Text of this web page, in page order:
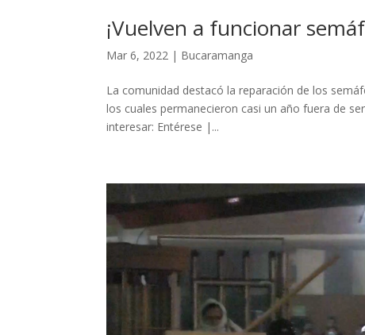
¡Vuelven a funcionar
Mar 6, 2022 | Bucaramanga
La comunidad destacó la reparación de los
los cuales permanecieron casi un año fuera de
interesar: Entérese |...